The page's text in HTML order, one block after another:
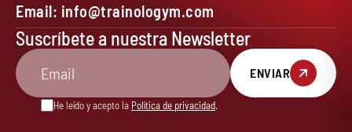
Email: info@trainologym.com
Suscríbete a nuestra Newsletter
ENVIAR
He leído y acepto la Política de privacidad.